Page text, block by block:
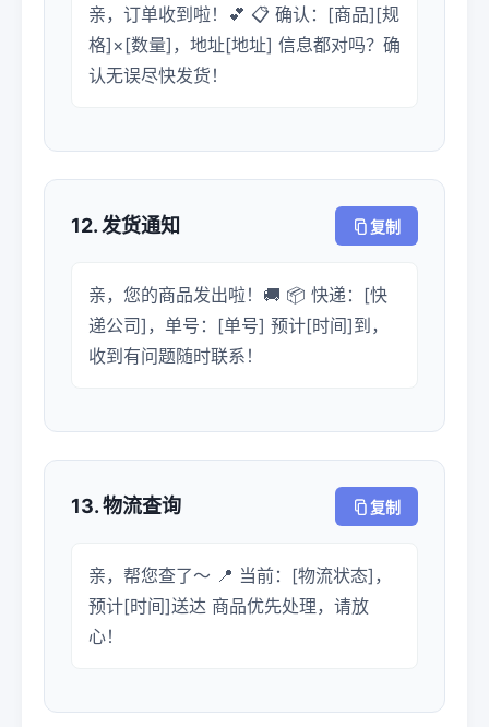
亲，订单收到啦！💕 📋 确认：[商品][规
格]×[数量]，地址[地址] 信息都对吗？确
认无误尽快发货！
12. 发货通知 复制
亲，您的商品发出啦！🚚 📦 快递：[快
递公司]，单号：[单号] 预计[时间]到，
收到有问题随时联系！
13. 物流查询 复制
亲，帮您查了～ 📍 当前：[物流状态]，
预计[时间]送达 商品优先处理，请放
心！